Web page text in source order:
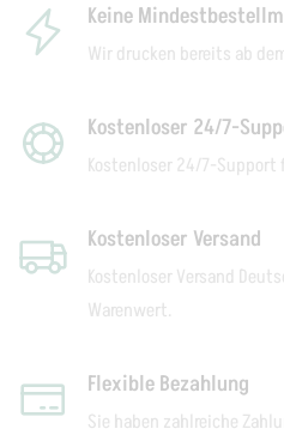
Keine
Wir drucken bereits ab
Kostenloser 24/7-
Kostenloser 24/7-Support
Kostenloser Versand
Kostenloser Versand
Warenwert.
Flexible Bezahlung
Sie haben zahlreiche